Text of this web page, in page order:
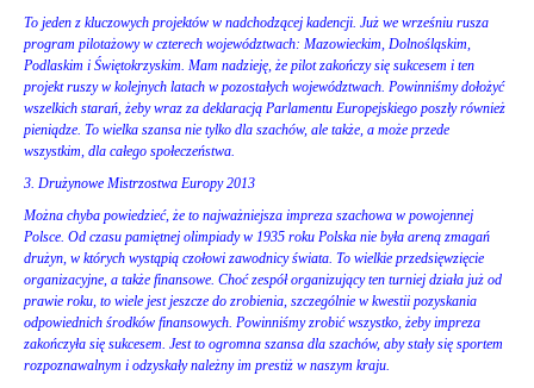
To jeden z kluczowych projektów w nadchodzącej kadencji. Już we wrześniu rusza
program pilotażowy w czterech województwach: Mazowieckim, Dolnośląskim,
Podlaskim i Świętokrzyskim. Mam nadzieję, że pilot zakończy się sukcesem i ten
projekt ruszy w kolejnych latach w pozostałych województwach. Powinniśmy dołożyć
wszelkich starań, żeby wraz za deklaracją Parlamentu Europejskiego poszły również
pieniądze. To wielka szansa nie tylko dla szachów, ale także, a może przede
wszystkim, dla całego społeczeństwa.
3. Drużynowe Mistrzostwa Europy 2013
Można chyba powiedzieć, że to najważniejsza impreza szachowa w powojennej
Polsce. Od czasu pamiętnej olimpiady w 1935 roku Polska nie była areną zmagań
drużyn, w których wystąpią czołowi zawodnicy świata. To wielkie przedsięwzięcie
organizacyjne, a także finansowe. Choć zespół organizujący ten turniej działa już od
prawie roku, to wiele jest jeszcze do zrobienia, szczególnie w kwestii pozyskania
odpowiednich środków finansowych. Powinniśmy zrobić wszystko, żeby impreza
zakończyła się sukcesem. Jest to ogromna szansa dla szachów, aby stały się sportem
rozpoznawalnym i odzyskały należny im prestiż w naszym kraju.